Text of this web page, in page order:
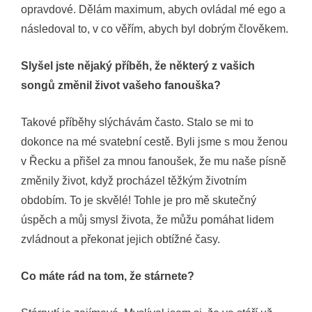
opravdové. Dělám maximum, abych ovládal mé ego a
následoval to, v co věřím, abych byl dobrým člověkem.
Slyšel jste nějaký příběh, že některý z vašich
songů změnil život vašeho fanouška?
Takové příběhy slýchávám často. Stalo se mi to
dokonce na mé svatební cestě. Byli jsme s mou ženou
v Řecku a přišel za mnou fanoušek, že mu naše písně
změnily život, když procházel těžkým životním
obdobím. To je skvělé! Tohle je pro mě skutečný
úspěch a můj smysl života, že můžu pomáhat lidem
zvládnout a překonat jejich obtížné časy.
Co máte rád na tom, že stárnete?